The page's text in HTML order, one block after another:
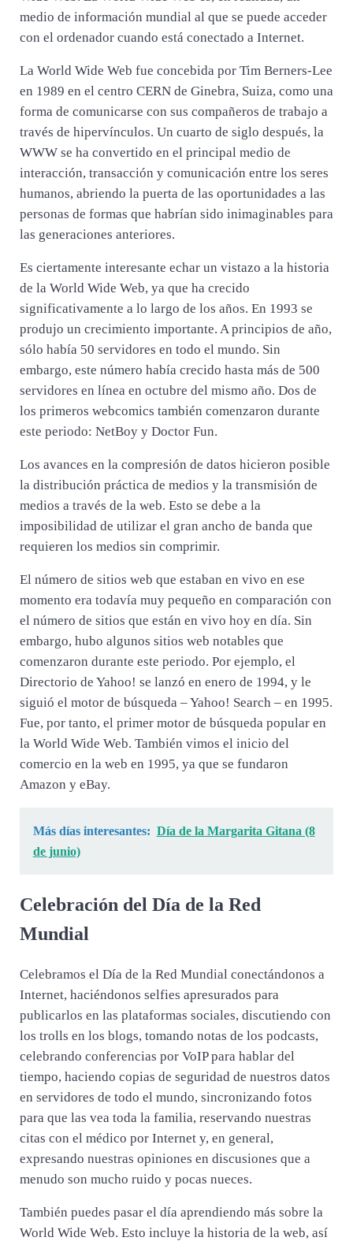
medio de información mundial al que se puede acceder
con el ordenador cuando está conectado a Internet.
La World Wide Web fue concebida por Tim Berners-Lee
en 1989 en el centro CERN de Ginebra, Suiza, como una
forma de comunicarse con sus compañeros de trabajo a
través de hipervínculos. Un cuarto de siglo después, la
WWW se ha convertido en el principal medio de
interacción, transacción y comunicación entre los seres
humanos, abriendo la puerta de las oportunidades a las
personas de formas que habrían sido inimaginables para
las generaciones anteriores.
Es ciertamente interesante echar un vistazo a la historia
de la World Wide Web, ya que ha crecido
significativamente a lo largo de los años. En 1993 se
produjo un crecimiento importante. A principios de año,
sólo había 50 servidores en todo el mundo. Sin
embargo, este número había crecido hasta más de 500
servidores en línea en octubre del mismo año. Dos de
los primeros webcomics también comenzaron durante
este periodo: NetBoy y Doctor Fun.
Los avances en la compresión de datos hicieron posible
la distribución práctica de medios y la transmisión de
medios a través de la web. Esto se debe a la
imposibilidad de utilizar el gran ancho de banda que
requieren los medios sin comprimir.
El número de sitios web que estaban en vivo en ese
momento era todavía muy pequeño en comparación con
el número de sitios que están en vivo hoy en día. Sin
embargo, hubo algunos sitios web notables que
comenzaron durante este periodo. Por ejemplo, el
Directorio de Yahoo! se lanzó en enero de 1994, y le
siguió el motor de búsqueda – Yahoo! Search – en 1995.
Fue, por tanto, el primer motor de búsqueda popular en
la World Wide Web. También vimos el inicio del
comercio en la web en 1995, ya que se fundaron
Amazon y eBay.
Más días interesantes: Día de la Margarita Gitana (8
de junio)
Celebración del Día de la Red
Mundial
Celebramos el Día de la Red Mundial conectándonos a
Internet, haciéndonos selfies apresurados para
publicarlos en las plataformas sociales, discutiendo con
los trolls en los blogs, tomando notas de los podcasts,
celebrando conferencias por VoIP para hablar del
tiempo, haciendo copias de seguridad de nuestros datos
en servidores de todo el mundo, sincronizando fotos
para que las vea toda la familia, reservando nuestras
citas con el médico por Internet y, en general,
expresando nuestras opiniones en discusiones que a
menudo son mucho ruido y pocas nueces.
También puedes pasar el día aprendiendo más sobre la
World Wide Web. Esto incluye la historia de la web, así